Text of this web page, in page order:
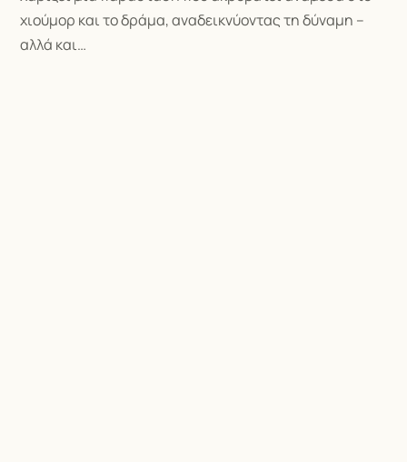
χιούμορ και το δράμα, αναδεικνύοντας τη δύναμη –
αλλά και…